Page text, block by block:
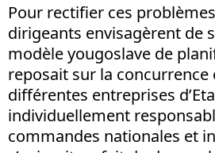
Pour rectifier ces
dirigeants envisagèrent de
modèle yougoslave de
reposait sur la concurrence
différentes entreprises
individuellement
commandes nationales et